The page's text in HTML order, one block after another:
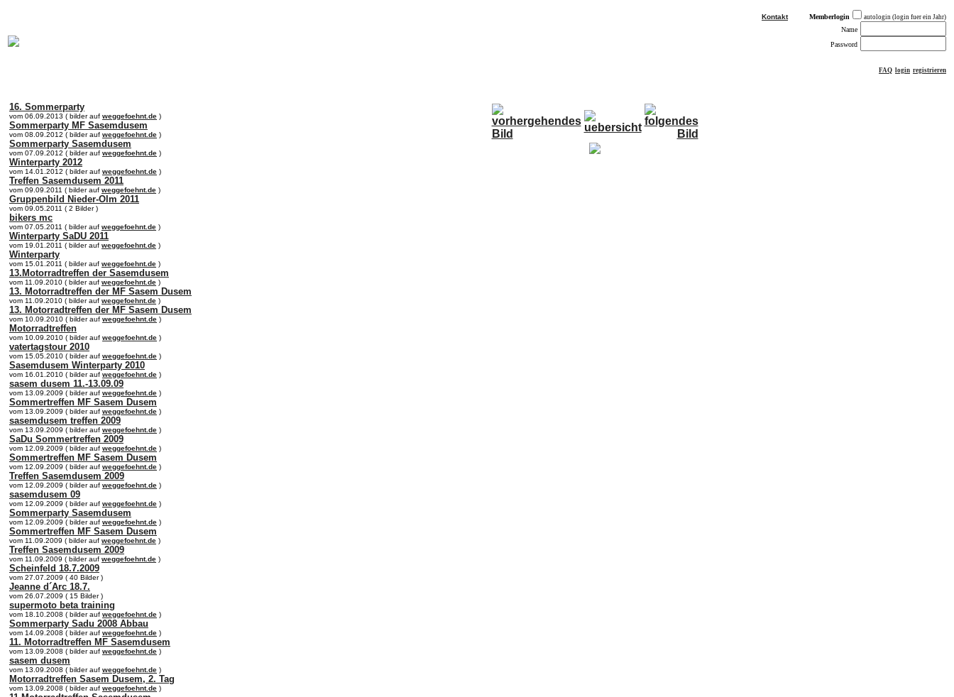
Kontakt Memberlogin autologin (login fuer ein Jahr)
Name
Password
FAQ login registrieren
16. Sommerparty
vom 06.09.2013 ( bilder auf weggefoehnt.de )
Sommerparty MF Sasemdusem
vom 08.09.2012 ( bilder auf weggefoehnt.de )
Sommerparty Sasemdusem
vom 07.09.2012 ( bilder auf weggefoehnt.de )
Winterparty 2012
vom 14.01.2012 ( bilder auf weggefoehnt.de )
Treffen Sasemdusem 2011
vom 09.09.2011 ( bilder auf weggefoehnt.de )
Gruppenbild Nieder-Olm 2011
vom 09.05.2011 ( 2 Bilder )
bikers mc
vom 07.05.2011 ( bilder auf weggefoehnt.de )
Winterparty SaDU 2011
vom 19.01.2011 ( bilder auf weggefoehnt.de )
Winterparty
vom 15.01.2011 ( bilder auf weggefoehnt.de )
13.Motorradtreffen der Sasemdusem
vom 11.09.2010 ( bilder auf weggefoehnt.de )
13. Motorradtreffen der MF Sasem Dusem
vom 11.09.2010 ( bilder auf weggefoehnt.de )
13. Motorradtreffen der MF Sasem Dusem
vom 10.09.2010 ( bilder auf weggefoehnt.de )
Motorradtreffen
vom 10.09.2010 ( bilder auf weggefoehnt.de )
vatertagstour 2010
vom 15.05.2010 ( bilder auf weggefoehnt.de )
Sasemdusem Winterparty 2010
vom 16.01.2010 ( bilder auf weggefoehnt.de )
sasem dusem 11.-13.09.09
vom 13.09.2009 ( bilder auf weggefoehnt.de )
Sommertreffen MF Sasem Dusem
vom 13.09.2009 ( bilder auf weggefoehnt.de )
sasemdusem treffen 2009
vom 13.09.2009 ( bilder auf weggefoehnt.de )
SaDu Sommertreffen 2009
vom 12.09.2009 ( bilder auf weggefoehnt.de )
Sommertreffen MF Sasem Dusem
vom 12.09.2009 ( bilder auf weggefoehnt.de )
Treffen Sasemdusem 2009
vom 12.09.2009 ( bilder auf weggefoehnt.de )
sasemdusem 09
vom 12.09.2009 ( bilder auf weggefoehnt.de )
Sommerparty Sasemdusem
vom 12.09.2009 ( bilder auf weggefoehnt.de )
Sommertreffen MF Sasem Dusem
vom 11.09.2009 ( bilder auf weggefoehnt.de )
Treffen Sasemdusem 2009
vom 11.09.2009 ( bilder auf weggefoehnt.de )
Scheinfeld 18.7.2009
vom 27.07.2009 ( 40 Bilder )
Jeanne d´Arc 18.7.
vom 26.07.2009 ( 15 Bilder )
supermoto beta training
vom 18.10.2008 ( bilder auf weggefoehnt.de )
Sommerparty Sadu 2008 Abbau
vom 14.09.2008 ( bilder auf weggefoehnt.de )
11. Motorradtreffen MF Sasemdusem
vom 13.09.2008 ( bilder auf weggefoehnt.de )
sasem dusem
vom 13.09.2008 ( bilder auf weggefoehnt.de )
Motorradtreffen Sasem Dusem, 2. Tag
vom 13.09.2008 ( bilder auf weggefoehnt.de )